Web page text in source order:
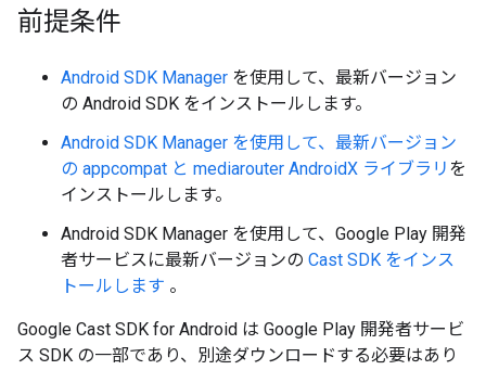
前提条件
Android SDK Manager を使用して、最新バージョン
の Android SDK をインストールします。
Android SDK Manager を使用して、最新バージョン
の appcompat と mediarouter AndroidX ライブラリ を
インストールします。
Android SDK Manager を使用して、Google Play 開発
者サービスに最新バージョンの Cast SDK をインス
トールします 。
Google Cast SDK for Android は Google Play 開発者サービ
ス SDK の一部であり、別途ダウンロードする必要はあり